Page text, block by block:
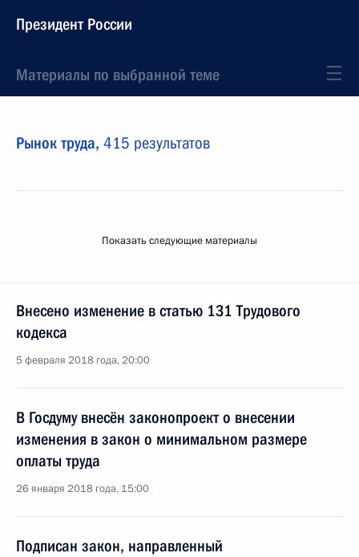
Президент России
Материалы по выбранной теме
Рынок труда, 415 результатов
Показать следующие материалы
Внесено изменение в статью 131 Трудового
кодекса
5 февраля 2018 года, 20:00
В Госдуму внесён законопроект о внесении
изменения в закон о минимальном размере
оплаты труда
26 января 2018 года, 15:00
Подписан закон, направленный